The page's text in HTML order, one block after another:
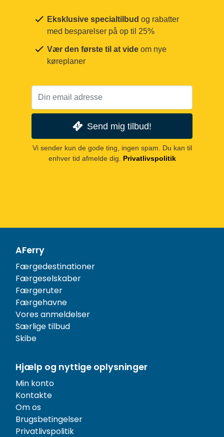
Eksklusive specialtilbud og rabatter
med besparelser på op til 25%
Vær den første til at vide om nye
køreplaner
Send mig tilbud!
Vi sender kun de gode ting, ingen spam. Du kan til
enhver tid afmelde dig. Privatlivspolitik
AFerry
Færgedestinationer
Færgeselskaber
Færgeruter
Færgehavne
Vores anmeldelser
Særlige tilbud
Skibe
Hjælp og nyttige oplysninger
Min konto
Kontakte
Om os
Brugsbetingelser
Privatlivspolitik